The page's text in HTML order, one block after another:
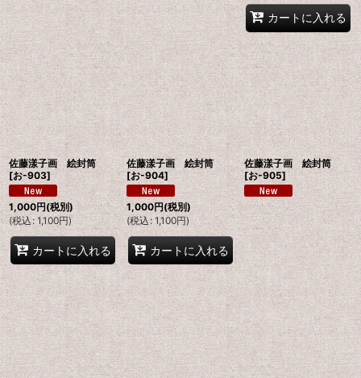
カートに入れる
佐藤漾子画 絵封筒
[お-903]
1,000円(税別)
(税込: 1,100円)
カートに入れる
佐藤漾子画 絵封筒
[お-904]
1,000円(税別)
(税込: 1,100円)
カートに入れる
佐藤漾子画 絵封筒
[お-905]